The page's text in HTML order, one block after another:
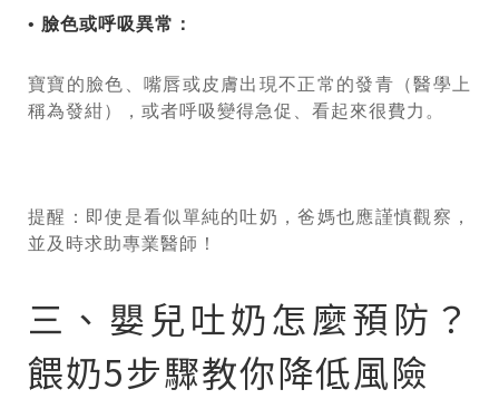
• 臉色或呼吸異常：
寶寶的臉色、嘴唇或皮膚出現不正常的發青（醫學上
稱為發紺），或者呼吸變得急促、看起來很費力。
提醒：即使是看似單純的吐奶，爸媽也應謹慎觀察，
並及時求助專業醫師！
三、嬰兒吐奶怎麼預防？
餵奶5步驟教你降低風險